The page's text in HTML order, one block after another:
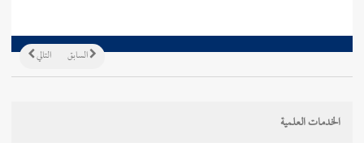
التالي السابق
الخدمات العلمية